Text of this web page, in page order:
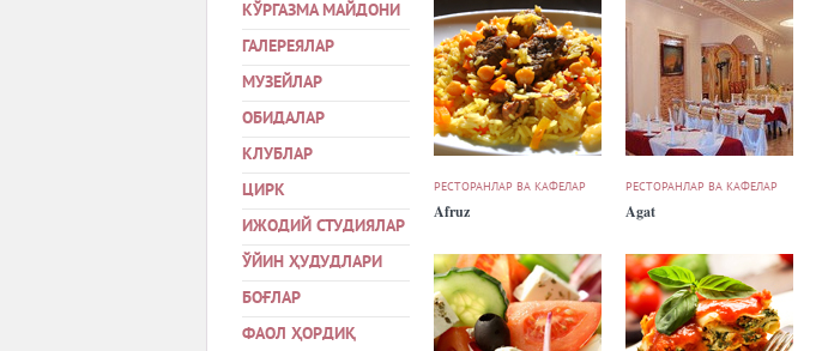
КЎРГАЗМА МАЙДОНИ
ГАЛЕРЕЯЛАР
МУЗЕЙЛАР
ОБИДАЛАР
КЛУБЛАР
ЦИРК
ИЖОДИЙ СТУДИЯЛАР
ЎЙИН ҲУДУДЛАРИ
БОҒЛАР
ФАОЛ ҲОРДИҚ
РЕСТОРАНЛАР ВА КАФЕЛАР
Afruz
РЕСТОРАНЛАР ВА КАФЕЛАР
Agat